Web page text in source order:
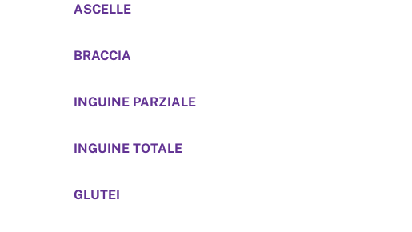
ASCELLE
BRACCIA
INGUINE PARZIALE
INGUINE TOTALE
GLUTEI